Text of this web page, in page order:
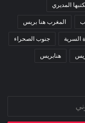
المديري
المغرب هنا بريس
السرية جنوب الصحراء
هنابريس